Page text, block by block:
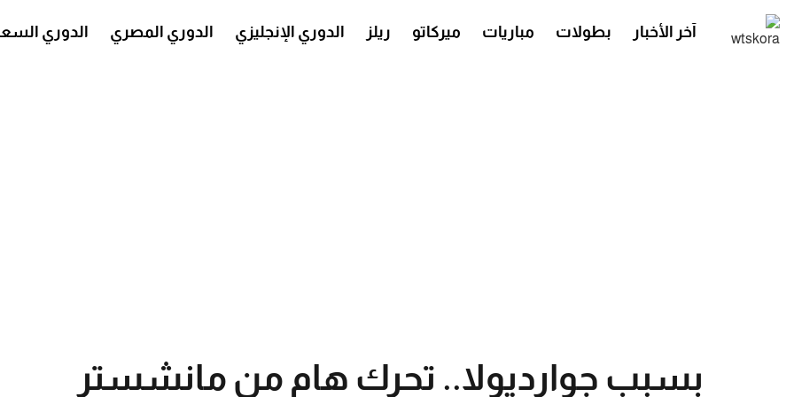
آخر الأخبار بطولات مباريات ميركاتو ريلز الدوري الإنجليزي الدوري المصري الدوري
بسبب جوارديولا.. تحرك هام من مانشستر